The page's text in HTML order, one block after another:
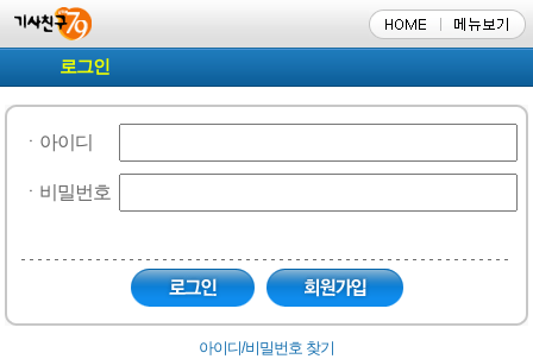
로그인
ㆍ아이디
ㆍ비밀번호
아이디/비밀번호 찾기